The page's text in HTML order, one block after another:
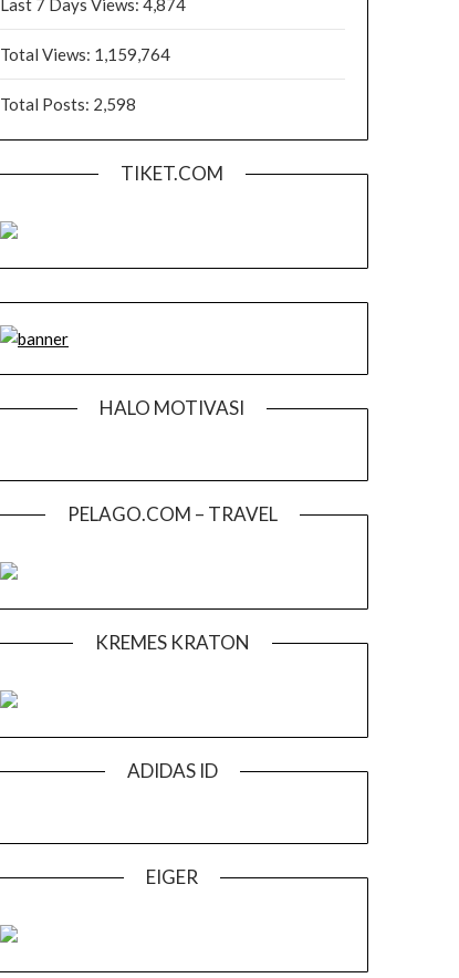
Last 7 Days Views: 4,874
Total Views: 1,159,764
Total Posts: 2,598
TIKET.COM
HALO MOTIVASI
PELAGO.COM – TRAVEL
KREMES KRATON
ADIDAS ID
EIGER